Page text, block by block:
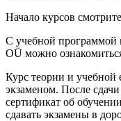
Начало курсов
С учебной программой
OÜ можно
Курс теории и учебной
экзаменом. После
сертификат об
сдавать экзамены в